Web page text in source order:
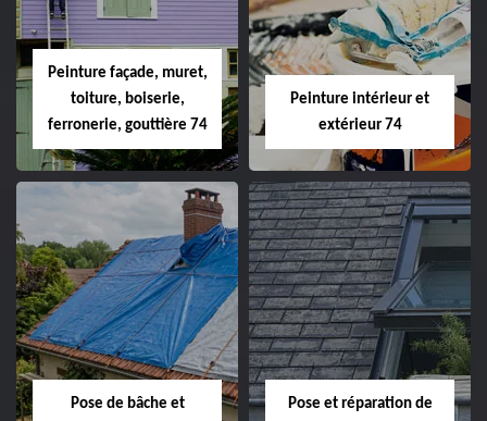
Peinture façade, muret,
toiture, boiserie,
ferronerie, gouttière 74
Peinture intérieur et
extérieur 74
Pose de bâche et
Pose et réparation de